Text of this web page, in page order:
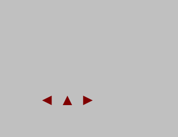
◄ ▲ ►